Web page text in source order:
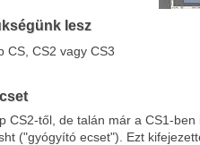
lesz
CS, CS2 vagy CS3
CS2-től, de talán már a CS1-
("gyógyító ecset"). Ezt